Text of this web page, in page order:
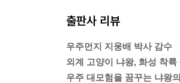
출판사 리뷰
우주먼지 지웅배 박사 감수
외계 고양이 냐왕, 화성 착륙
우주 대모험을 꿈꾸는 냐왕